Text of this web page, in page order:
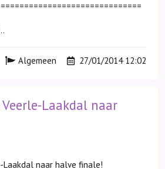
Algemeen 27/01/2014 12:02
Laakdal naar
naar halve finale!